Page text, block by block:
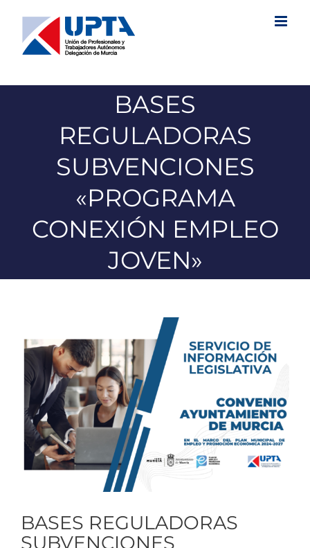
contenido
BASES
REGULADORAS
SUBVENCIONES
«PROGRAMA
CONEXIÓN EMPLEO
JOVEN»
imagen
grande
BASES REGULADORAS
SUBVENCIONES